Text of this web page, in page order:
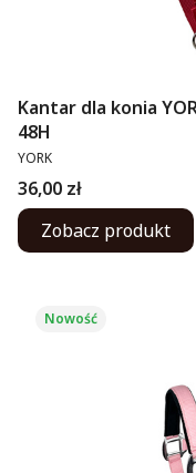
Kantar dla konia
48H
PRODUCENT
YORK
Cena
36,00 zł
Zobacz produkt
Nowość